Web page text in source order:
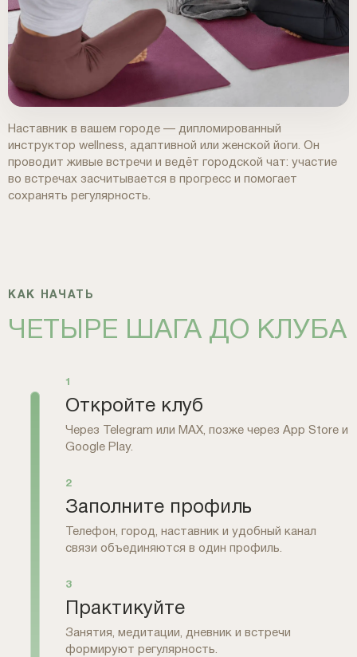
Наставник в вашем городе — дипломированный
инструктор wellness, адаптивной или женской йоги. Он
проводит живые встречи и ведёт городской чат: участие
во встречах засчитывается в прогресс и помогает
сохранять регулярность.
КАК НАЧАТЬ
ЧЕТЫРЕ ШАГА ДО КЛУБА
1
Откройте клуб
Через Telegram или MAX, позже через App Store и
Google Play.
2
Заполните профиль
Телефон, город, наставник и удобный канал
связи объединяются в один профиль.
3
Практикуйте
Занятия, медитации, дневник и встречи
формируют регулярность.